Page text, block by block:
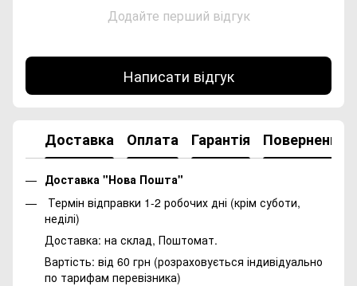
Додайте перший відгук
Написати відгук
Доставка Оплата Гарантія Повернення
Доставка "Нова Пошта"
Термін відправки 1-2 робочих дні (крім суботи,
неділі)
Доставка: на склад, Поштомат.
Вартість: від 60 грн (розраховується індивідуально
по тарифам перевізника)